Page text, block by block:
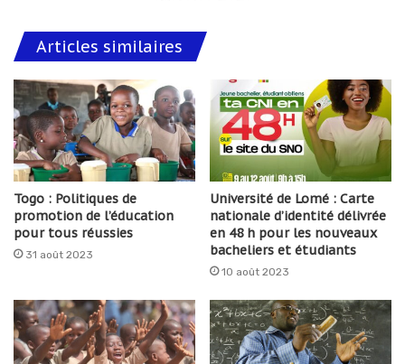
Articles similaires
Togo : Politiques de
promotion de l’éducation
pour tous réussies
31 août 2023
Université de Lomé : Carte
nationale d’identité délivrée
en 48 h pour les nouveaux
bacheliers et étudiants
10 août 2023